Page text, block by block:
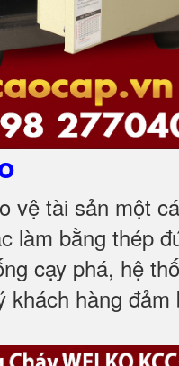
vệ tài sản một
làm bằng thép
cạy phá, hệ
khách hàng đảm